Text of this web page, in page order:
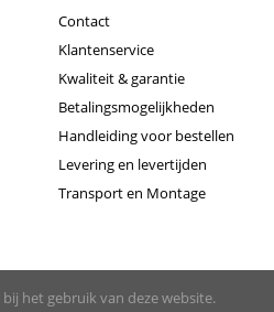
Contact
Klantenservice
Kwaliteit & garantie
Betalingsmogelijkheden
Handleiding voor bestellen
Levering en levertijden
Transport en Montage
bij het gebruik van deze website.